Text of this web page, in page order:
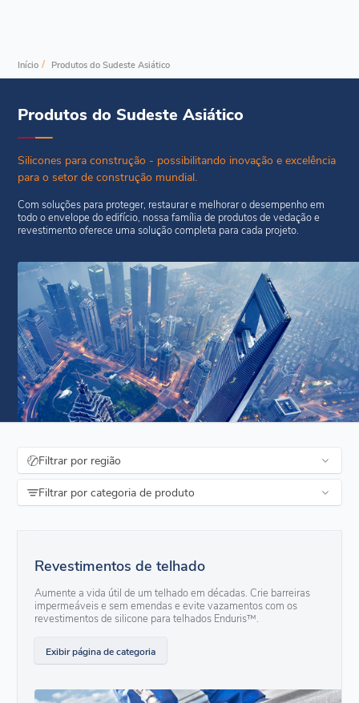
Início / Produtos do Sudeste Asiático
Produtos do Sudeste Asiático
Silicones para construção - possibilitando inovação e excelência
para o setor de construção mundial.
Com soluções para proteger, restaurar e melhorar o desempenho em
todo o envelope do edifício, nossa família de produtos de vedação e
revestimento oferece uma solução completa para cada projeto.
Filtrar por região
Filtrar por categoria de produto
Revestimentos de telhado
Aumente a vida útil de um telhado em décadas. Crie barreiras
impermeáveis e sem emendas e evite vazamentos com os
revestimentos de silicone para telhados Enduris™.
Exibir página de categoria